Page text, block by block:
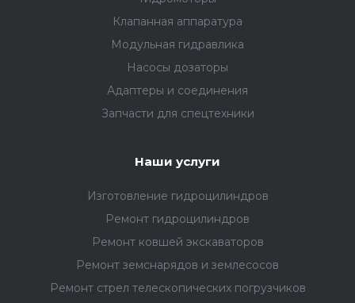
Клапанная аппаратура
Модульная гидравлика
Насосы дозаторы
Адаптеры и соединения
Запчасти для спецтехники
Наши услуги
Изготовление гидроцилиндров
Ремонт гидроцилиндров
Ремонт ковшей экскаваторов
Ремонт земснарядов и землесосов
Ремонт стрел телескопических погрузчиков